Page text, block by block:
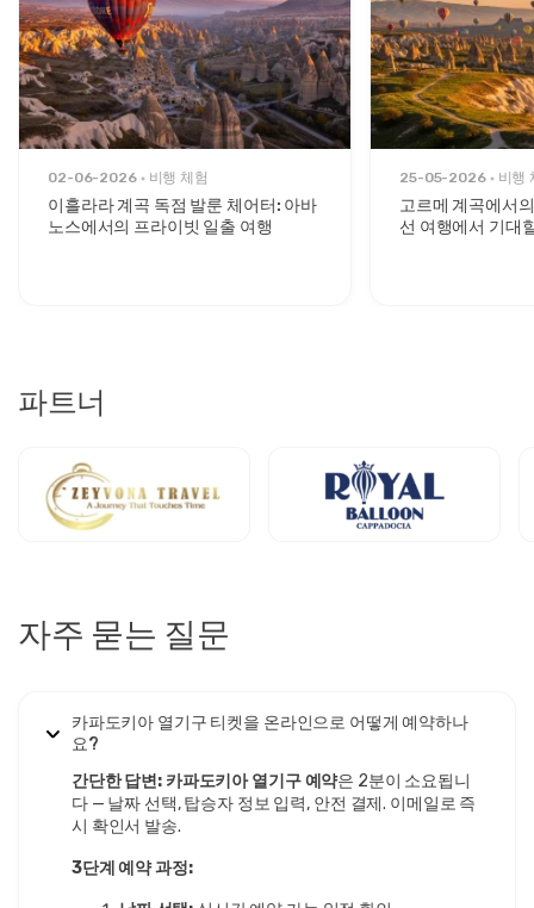
02-06-2026 비행 체험
이흘라라 계곡 독점 발룬 체어터: 아바
노스에서의 프라이빗 일출 여행
25-05-2026 비행
고르메 계곡에서
선 여행에서 기대
파트너
자주 묻는 질문
카파도키아 열기구 티켓을 온라인으로 어떻게 예약하나
요?
간단한 답변: 카파도키아 열기구 예약은 2분이 소요됩니
다 — 날짜 선택, 탑승자 정보 입력, 안전 결제. 이메일로 즉
시 확인서 발송.
3단계 예약 과정: